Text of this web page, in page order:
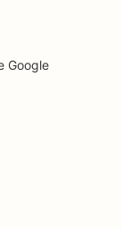
Google